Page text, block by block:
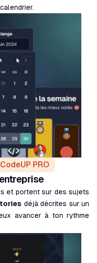
PRO
et portent sur des sujets
déjà décrites sur un
avancer à ton rythme